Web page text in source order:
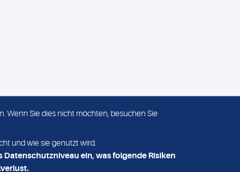
MVZ Medizinisches Labor
Nord MLN GmbH
Wenn Sie dies nicht möchten, besuchen Sie
und wie sie genutzt wird.
ein, was folgende Risiken